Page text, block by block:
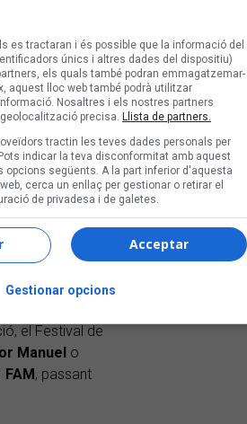
Kelly Isaiah,
,Alosa,
dels espais
el Festival de
Manuel o
FAM , passant
es tractaran i és possible que la informació del
únics i altres dades del dispositiu)
els quals també podran emmagatzemar-
aquest lloc web també podrà utilitzar
Nosaltres i els nostres partners
precisa. Llista de partners.
tractin les teves dades personals per
indicar la teva disconformitat amb aquest
següents. A la part inferior d'aquesta
cerca un enllaç per gestionar o retirar el
de privadesa i de galetes.
Acceptar
Gestionar opcions